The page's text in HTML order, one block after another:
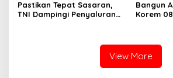
Pastikan Tepat Sasaran,
TNI Dampingi Penyaluran
Bangun
Korem
View More